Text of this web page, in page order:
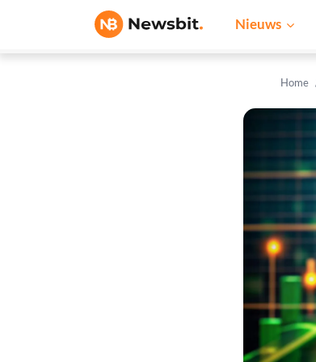
Nieuws
Home